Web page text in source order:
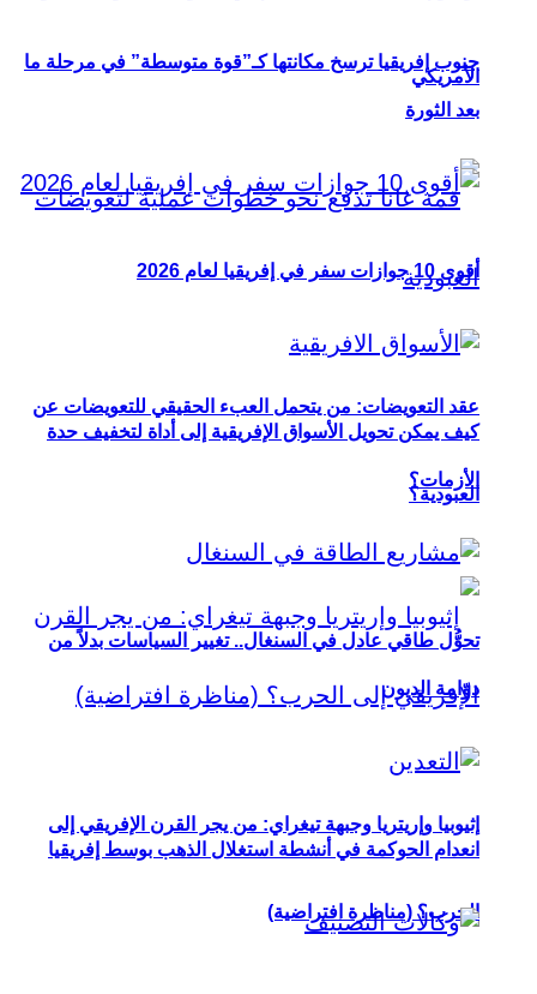
الأمريكي
عقد التعويضات: من يتحمل العبء الحقيقي للتعويضات عن
العبودية؟
إثيوبيا وإريتريا وجبهة تيغراي: من يجر القرن الإفريقي إلى
الحرب؟ (مناظرة افتراضية)
جنوب إفريقيا ترسخ مكانتها كـ”قوة متوسطة” في مرحلة ما
بعد الثورة
أقوى 10 جوازات سفر في إفريقيا لعام 2026
كيف يمكن تحويل الأسواق الإفريقية إلى أداة لتخفيف حدة
الأزمات؟
تحوُّل طاقي عادل في السنغال.. تغيير السياسات بدلاً من
دوّامة الديون
انعدام الحوكمة في أنشطة استغلال الذهب بوسط إفريقيا